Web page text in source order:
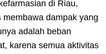
di Riau,
dampak yang
adalah beban
karena semua aktivitas